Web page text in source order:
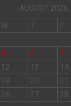
AUGUST 2026
W T F
5 6 7
12 13 14
19 20 21
26 27 28